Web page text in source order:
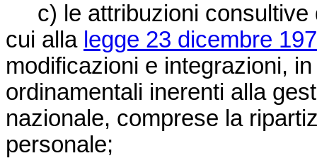
c) le attribuzioni consultive
cui alla legge 23 dicembre
modificazioni e integrazioni,
ordinamentali inerenti alla
nazionale, comprese la
personale;